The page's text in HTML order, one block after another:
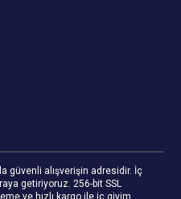
güvenli alışverişin adresidir. İç
getiriyoruz. 256-bit SSL
ve hızlı kargo ile iç giyim